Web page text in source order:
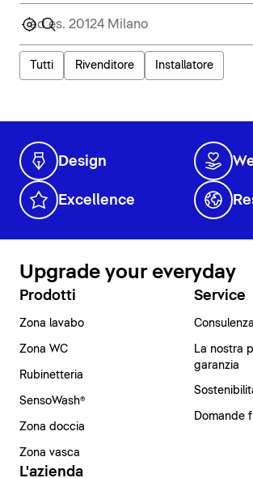
Tutti Rivenditore Installatore
Design
Excellence
Upgrade your everyday
Prodotti
Zona lavabo
Zona WC
Rubinetteria
SensoWash®
Zona doccia
Zona vasca
Service
La nostra
garanzia
Domande
L'azienda